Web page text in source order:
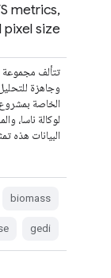
metrics,
pixel size
تتألف مجموعة
البيانات هذه
biomass
gedi